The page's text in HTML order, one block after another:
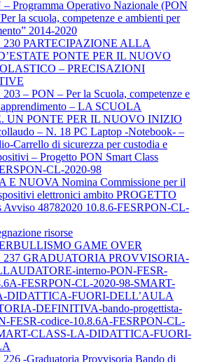
Programma Operativo Nazionale (PON
la scuola, competenze e ambienti per
2014-2020
230 PARTECIPAZIONE ALLA
PONTE PER IL NUOVO
– PRECISAZIONI
– PON – Per la Scuola, competenze e
– LA SCUOLA
UN PONTE PER IL NUOVO INIZIO
– N. 18 PC Laptop -Notebook- –
Carrello di sicurezza per custodia e
– Progetto PON Smart Class
CL-2020-98
E NUOVA Nomina Commissione per il
elettronici ambito PROGETTO
Avviso 48782020 10.8.6-FESRPON-CL-
risorse
GAME OVER
237 GRADUATORIA PROVVISORIA-
interno-PON-FESR-
FESRPON-CL-2020-98-SMART-
DIDATTICA-FUORI-DELL’AULA
DEFINITIVA-bando-progettista-
FESR-codice-10.8.6A-FESRPON-CL-
CLASS-LA-DIDATTICA-FUORI-
226 -Graduatoria Provvisoria Bando di